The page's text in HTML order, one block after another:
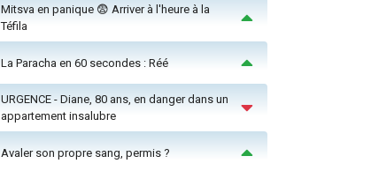
Mitsva en panique 😨 Arriver à l'heure à la
Téfila
La Paracha en 60 secondes : Réé
URGENCE - Diane, 80 ans, en danger dans un
appartement insalubre
Avaler son propre sang, permis ?